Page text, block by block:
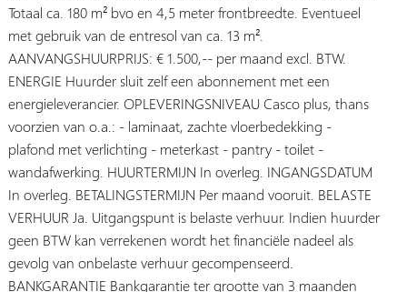
Totaal ca. 180 m² bvo en 4,5 meter frontbreedte. Eventueel
met gebruik van de entresol van ca. 13 m².
AANVANGSHUURPRIJS: € 1.500,-- per maand excl. BTW.
ENERGIE Huurder sluit zelf een abonnement met een
energieleverancier. OPLEVERINGSNIVEAU Casco plus, thans
voorzien van o.a.: - laminaat, zachte vloerbedekking -
plafond met verlichting - meterkast - pantry - toilet -
wandafwerking. HUURTERMIJN In overleg. INGANGSDATUM
In overleg. BETALINGSTERMIJN Per maand vooruit. BELASTE
VERHUUR Ja. Uitgangspunt is belaste verhuur. Indien huurder
geen BTW kan verrekenen wordt het financiële nadeel als
gevolg van onbelaste verhuur gecompenseerd.
BANKGARANTIE Bankgarantie ter grootte van 3 maanden